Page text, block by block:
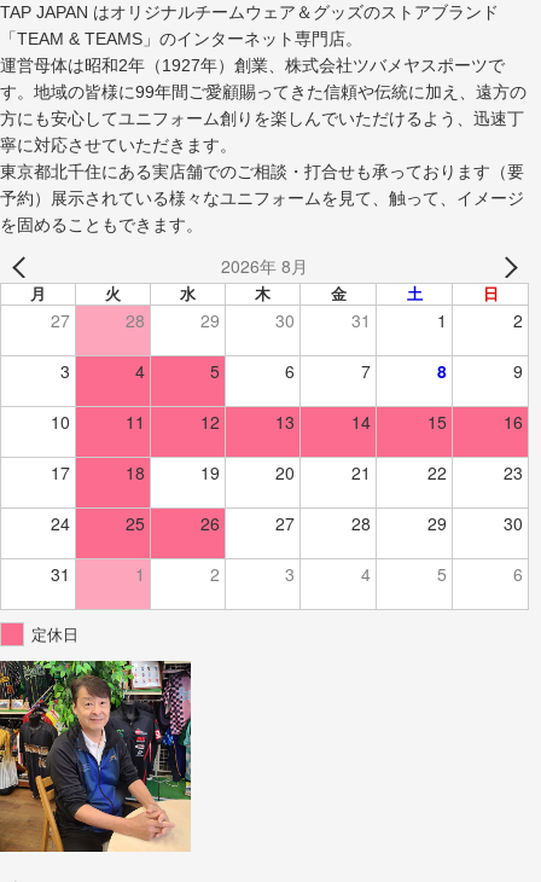
TAP JAPAN はオリジナルチームウェア＆グッズのストアブランド
「TEAM & TEAMS」のインターネット専門店。
運営母体は昭和2年（1927年）創業、株式会社ツバメヤスポーツで
す。地域の皆様に99年間ご愛顧賜ってきた信頼や伝統に加え、遠方の
方にも安心してユニフォーム創りを楽しんでいただけるよう、迅速丁
寧に対応させていただきます。
東京都北千住にある実店舗でのご相談・打合せも承っております（要
予約）展示されている様々なユニフォームを見て、触って、イメージ
を固めることもできます。
2026年 8月
月 火 水 木 金 土 日
27 28 29 30 31 1 2
3 4 5 6 7 8 9
10 11 12 13 14 15 16
17 18 19 20 21 22 23
24 25 26 27 28 29 30
31 1 2 3 4 5 6
定休日